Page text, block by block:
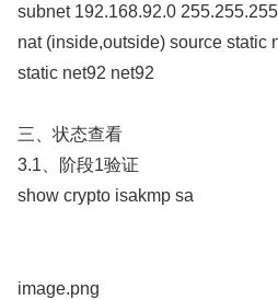
subnet 192.168.92.0
nat (inside,outside) source static
static net92 net92
三、状态查看
3.1、阶段1验证
show crypto isakmp sa
image.png